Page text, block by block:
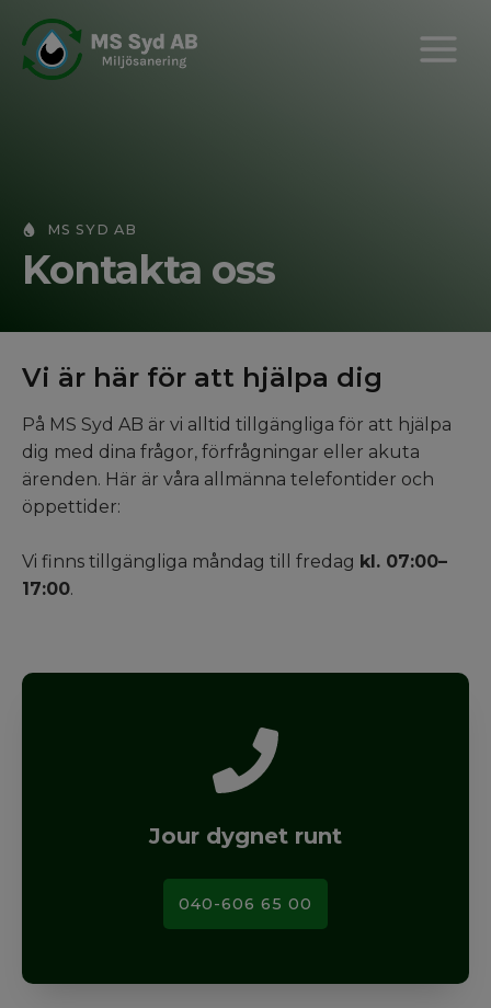
content
MS SYD AB
Kontakta oss
Vi är här för att hjälpa dig
På MS Syd AB är vi alltid tillgängliga för att hjälpa
dig med dina frågor, förfrågningar eller akuta
ärenden. Här är våra allmänna telefontider och
öppettider:
Vi finns tillgängliga måndag till fredag kl. 07:00–
17:00.
Jour dygnet runt
040-606 65 00